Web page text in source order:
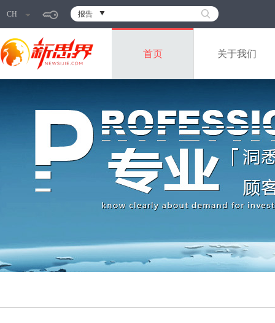
CH 报告
首页 关于我们